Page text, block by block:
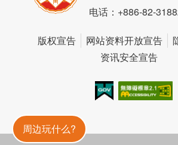
／
经典不败的松饼 —— 无可替代的是回忆
电话：+886-82-
版权宣告 网站资料开放宣告
资讯安全宣告
周边玩什么?